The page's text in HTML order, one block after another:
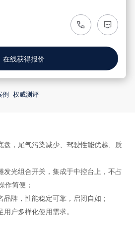
在线获得报价
例 权威测评
盘，尾气污染减少、驾驶性能优越、质
发光组合开关，集成于中控台上，不占
作简便；
牌，性能稳定可靠，启闭自如；
户多样化使用需求。